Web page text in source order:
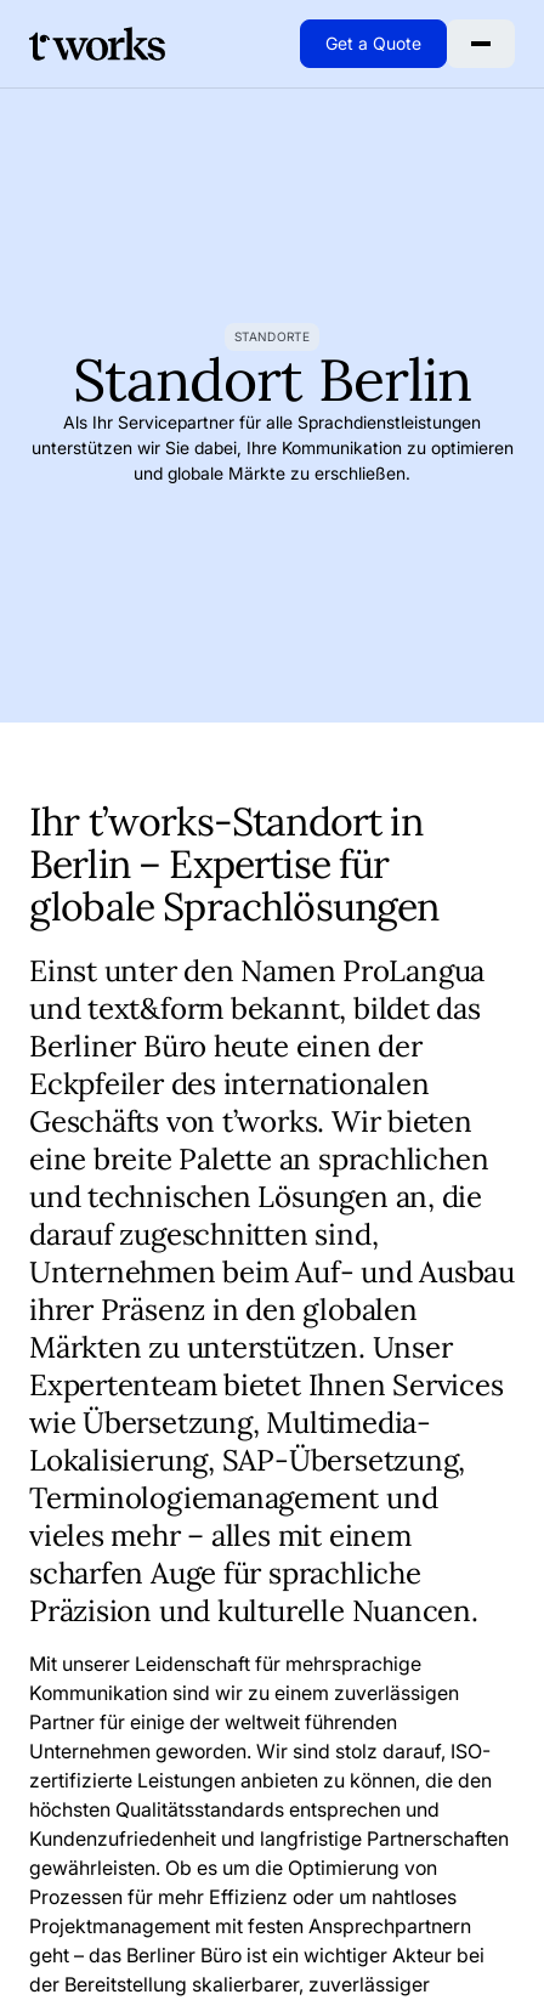
Get a Quote
STANDORTE
Standort Berlin
Als Ihr Servicepartner für alle Sprachdienstleistungen
unterstützen wir Sie dabei, Ihre Kommunikation zu optimieren
und globale Märkte zu erschließen.
Ihr t’works-Standort in
Berlin – Expertise für
globale Sprachlösungen
Einst unter den Namen ProLangua
und text&form bekannt, bildet das
Berliner Büro heute einen der
Eckpfeiler des internationalen
Geschäfts von t’works. Wir bieten
eine breite Palette an sprachlichen
und technischen Lösungen an, die
darauf zugeschnitten sind,
Unternehmen beim Auf- und Ausbau
ihrer Präsenz in den globalen
Märkten zu unterstützen. Unser
Expertenteam bietet Ihnen Services
wie Übersetzung, Multimedia-
Lokalisierung, SAP-Übersetzung,
Terminologiemanagement und
vieles mehr – alles mit einem
scharfen Auge für sprachliche
Präzision und kulturelle Nuancen.
Mit unserer Leidenschaft für mehrsprachige
Kommunikation sind wir zu einem zuverlässigen
Partner für einige der weltweit führenden
Unternehmen geworden. Wir sind stolz darauf, ISO-
zertifizierte Leistungen anbieten zu können, die den
höchsten Qualitätsstandards entsprechen und
Kundenzufriedenheit und langfristige Partnerschaften
gewährleisten. Ob es um die Optimierung von
Prozessen für mehr Effizienz oder um nahtloses
Projektmanagement mit festen Ansprechpartnern
geht – das Berliner Büro ist ein wichtiger Akteur bei
der Bereitstellung skalierbarer, zuverlässiger